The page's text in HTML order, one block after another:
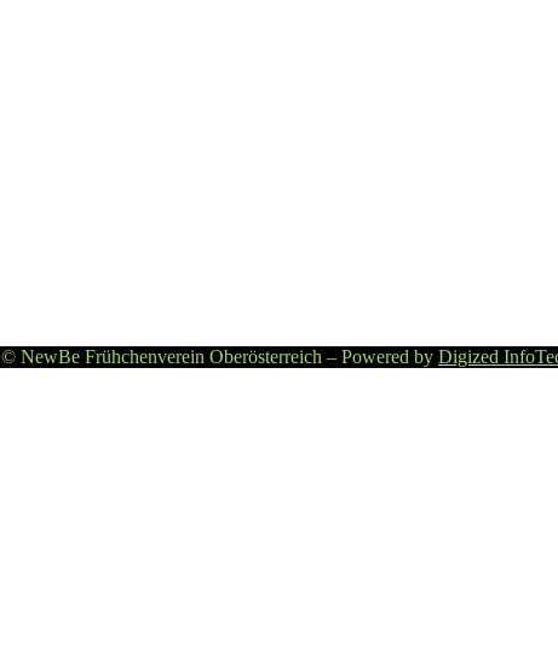
© NewBe Frühchenverein Oberösterreich – Powered by Digized